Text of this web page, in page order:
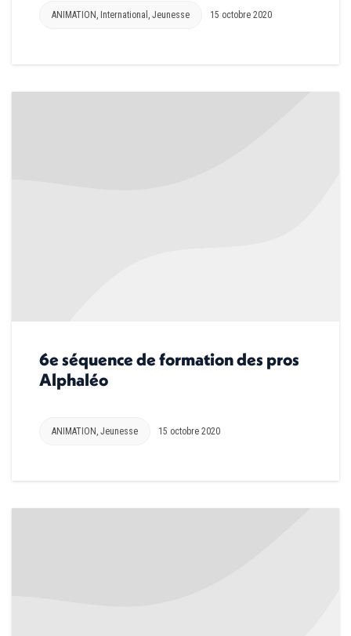
ANIMATION , International , Jeunesse 15 octobre 2020
6e séquence de formation des pros
Alphaléo
ANIMATION , Jeunesse 15 octobre 2020